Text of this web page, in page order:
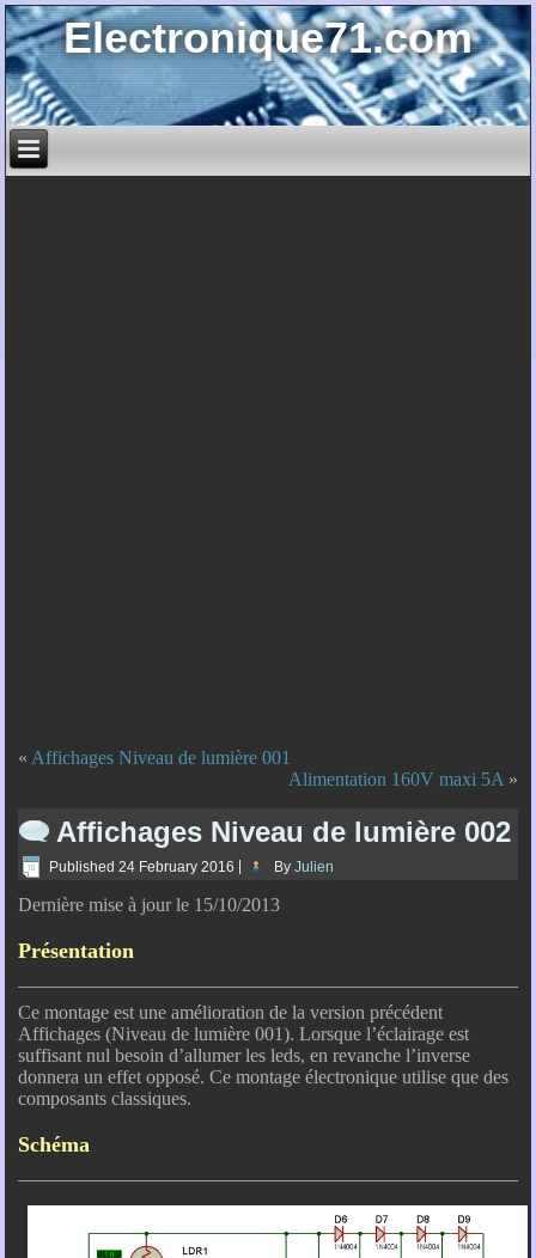
Electronique71.com
«Affichages Niveau de lumière 001
Alimentation 160V maxi 5A»
Affichages Niveau de lumière 002
Published 24 February 2016 By Julien
Dernière mise à jour le 15/10/2013
Présentation
Ce montage est une amélioration de la version précédent
Affichages (Niveau de lumière 001). Lorsque l’éclairage est
suffisant nul besoin d’allumer les leds, en revanche l’inverse
donnera un effet opposé. Ce montage électronique utilise que des
composants classiques.
Schéma